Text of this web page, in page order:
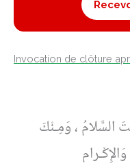
Invocation de clôture
السَّلامُ ، وَمِـنْكَ